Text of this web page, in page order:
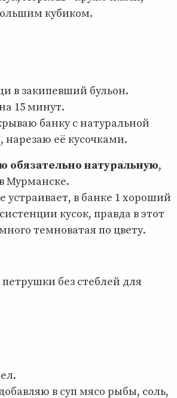
кубиком.
в закипевший бульон.
15 минут.
банку с натуральной
нарезаю её кусочками.
обязательно натуральную,
Мурманске.
устраивает, в банке 1 хороший
кусок, правда в этот
темноватая по цвету.
без стеблей для
в суп мясо рыбы, соль,